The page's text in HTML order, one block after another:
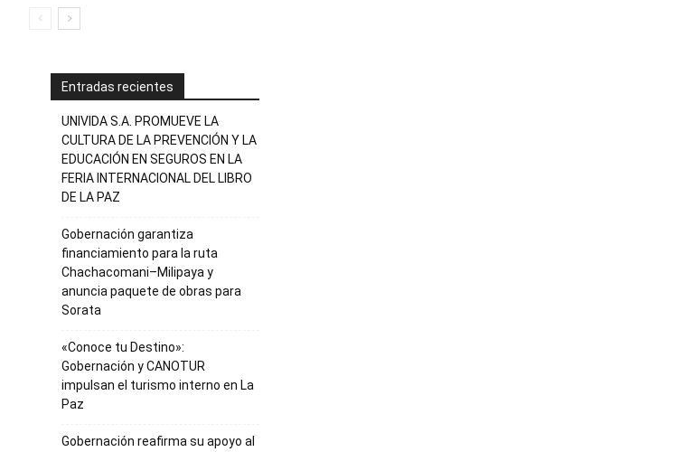
Entradas recientes
UNIVIDA S.A. PROMUEVE LA
CULTURA DE LA PREVENCIÓN Y LA
EDUCACIÓN EN SEGUROS EN LA
FERIA INTERNACIONAL DEL LIBRO
DE LA PAZ
Gobernación garantiza
financiamiento para la ruta
Chachacomani–Milipaya y
anuncia paquete de obras para
Sorata
«Conoce tu Destino»:
Gobernación y CANOTUR
impulsan el turismo interno en La
Paz
Gobernación reafirma su apoyo al